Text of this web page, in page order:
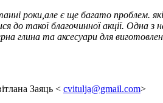
роки,але є ще багато проблем.
до такої благочинної акції.
глина та аксесуари для
Заяць < cvitulja@gmail.com>